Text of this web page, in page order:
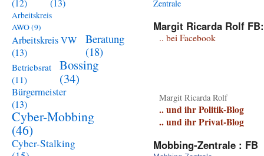
(12)
(13)
Arbeitskreis
AWO(9)
Arbeitskreis VW
(13)
Beratung
(18)
Betriebsrat
(11)
Bossing
(34)
Bürgermeister
(13)
Cyber-Mobbing
(46)
Cyber-Stalking
Margit Ricarda Rolf FB:
.. bei Facebook
Margit Ricarda Rolf
.. und ihr Politik-Blog
.. und ihr Privat-Blog
Mobbing-Zentrale : FB